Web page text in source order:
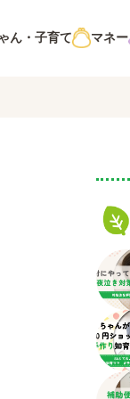
ん・子育て マネー